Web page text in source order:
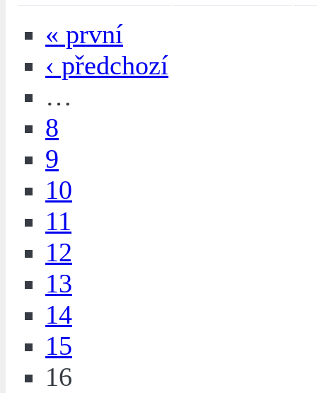
« první
‹ předchozí
…
8
9
10
11
12
13
14
15
16